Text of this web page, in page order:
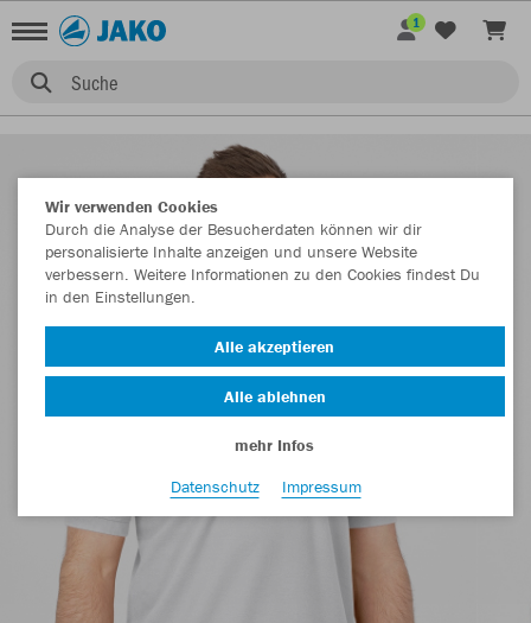
Suche
1
Wir verwenden Cookies
Durch die Analyse der Besucherdaten können wir dir
personalisierte Inhalte anzeigen und unsere Website
verbessern. Weitere Informationen zu den Cookies findest Du
in den Einstellungen.
Alle akzeptieren
Alle ablehnen
mehr Infos
Datenschutz
Impressum